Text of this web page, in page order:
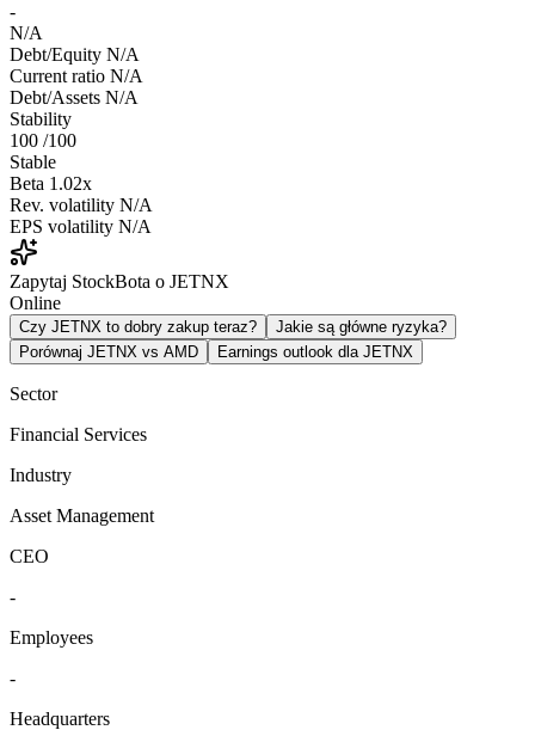
-
N/A
Debt/Equity N/A
Current ratio N/A
Debt/Assets N/A
Stability
100 /100
Stable
Beta 1.02x
Rev. volatility N/A
EPS volatility N/A
Zapytaj StockBota o JETNX
Online
Czy JETNX to dobry zakup teraz?
Jakie są główne ryzyka?
Porównaj JETNX vs AMD
Earnings outlook dla JETNX
Sector
Financial Services
Industry
Asset Management
CEO
-
Employees
-
Headquarters